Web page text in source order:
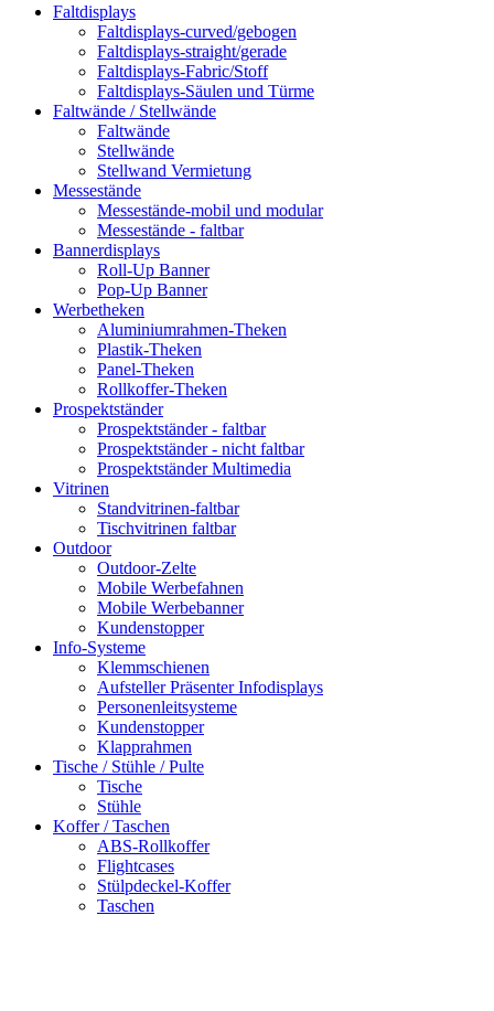
Faltdisplays
Faltdisplays-curved/gebogen
Faltdisplays-straight/gerade
Faltdisplays-Fabric/Stoff
Faltdisplays-Säulen und Türme
Faltwände / Stellwände
Faltwände
Stellwände
Stellwand Vermietung
Messestände
Messestände-mobil und modular
Messestände - faltbar
Bannerdisplays
Roll-Up Banner
Pop-Up Banner
Werbetheken
Aluminiumrahmen-Theken
Plastik-Theken
Panel-Theken
Rollkoffer-Theken
Prospektständer
Prospektständer - faltbar
Prospektständer - nicht faltbar
Prospektständer Multimedia
Vitrinen
Standvitrinen-faltbar
Tischvitrinen faltbar
Outdoor
Outdoor-Zelte
Mobile Werbefahnen
Mobile Werbebanner
Kundenstopper
Info-Systeme
Klemmschienen
Aufsteller Präsenter Infodisplays
Personenleitsysteme
Kundenstopper
Klapprahmen
Tische / Stühle / Pulte
Tische
Stühle
Koffer / Taschen
ABS-Rollkoffer
Flightcases
Stülpdeckel-Koffer
Taschen